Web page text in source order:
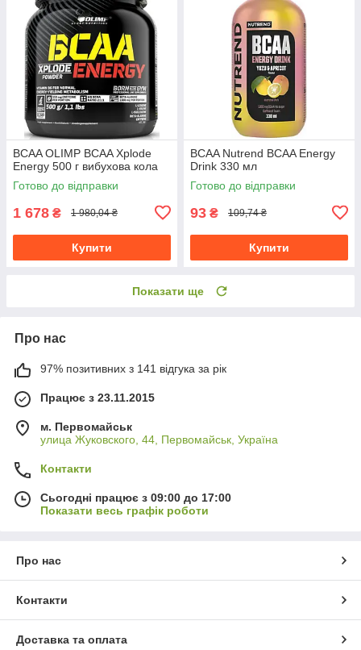
BCAA OLIMP BCAA Xplode
Energy 500 г вибухова кола
Готово до відправки
1 678 ₴ 1 980,04 ₴
Купити
BCAA Nutrend BCAA Energy
Drink 330 мл
Готово до відправки
93 ₴ 109,74 ₴
Купити
Показати ще
Про нас
97% позитивних з 141 відгука за рік
Працює з 23.11.2015
м. Первомайськ
улица Жуковского, 44, Первомайськ, Україна
Контакти
Сьогодні працює з 09:00 до 17:00
Показати весь графік роботи
Про нас
Контакти
Доставка та оплата